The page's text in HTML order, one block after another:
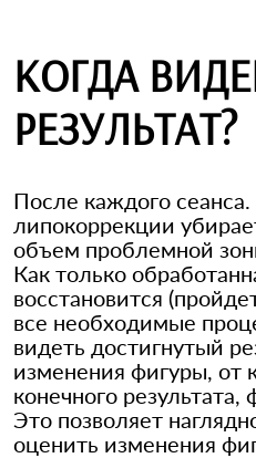
КОГДА
РЕЗУЛЬТАТ?
После каждого
липокоррекции
объем проблемной
Как только
восстановится
все необходимые
видеть достигнутый
изменения фигуры, от
конечного
Это позволяет
оценить изменения